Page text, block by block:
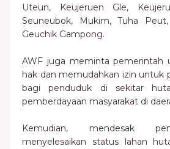
Uteun, Keujeruen Gle,
Seuneubok, Mukim, Tuha
Geuchik Gampong.
AWF juga meminta pemerintah
hak dan memudahkan izin untuk
bagi penduduk di sekitar
pemberdayaan masyarakat di
Kemudian, mendesak
menyelesaikan status lahan